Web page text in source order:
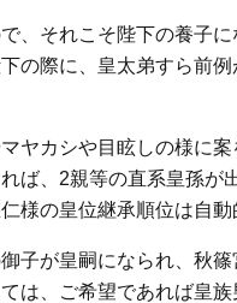
、それこそ陛下の養子
際に、皇太弟すら前
ヤカシや目眩しの様に
ば、2親等の直系皇孫
様の皇位継承順位は自動
子が皇嗣になられ、秋
は、ご希望であれば皇